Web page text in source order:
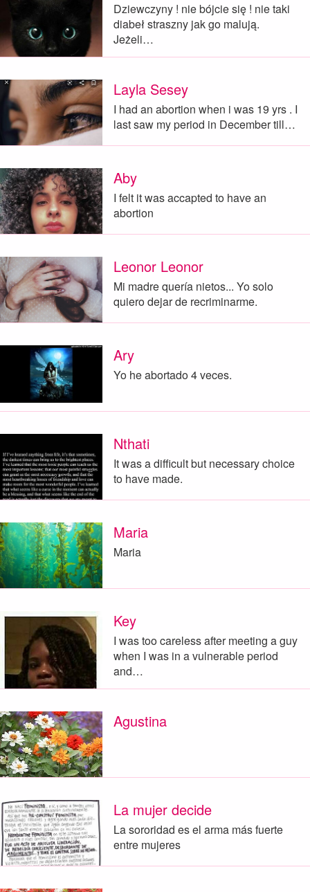
Dziewczyny ! nie bójcie się ! nie taki
diabeł straszny jak go malują.
Jeżeli…
Layla Sesey
I had an abortion when i was 19 yrs . I
last saw my period in December till…
Aby
I felt it was accapted to have an
abortion
Leonor Leonor
Mi madre quería nietos... Yo solo
quiero dejar de recriminarme.
Ary
Yo he abortado 4 veces.
Nthati
It was a difficult but necessary choice
to have made.
Maria
Maria
Key
I was too careless after meeting a guy
when I was in a vulnerable period
and…
Agustina
La mujer decide
La sororidad es el arma más fuerte
entre mujeres